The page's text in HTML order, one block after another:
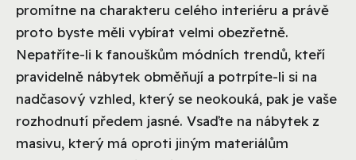
promítne na charakteru celého interiéru a právě
proto byste měli vybírat velmi obezřetně.
Nepatříte-li k fanouškům módních trendů, kteří
pravidelně nábytek obměňují a potrpíte-li si na
nadčasový vzhled, který se neokouká, pak je vaše
rozhodnutí předem jasné. Vsaďte na nábytek z
masivu, který má oproti jiným materiálům